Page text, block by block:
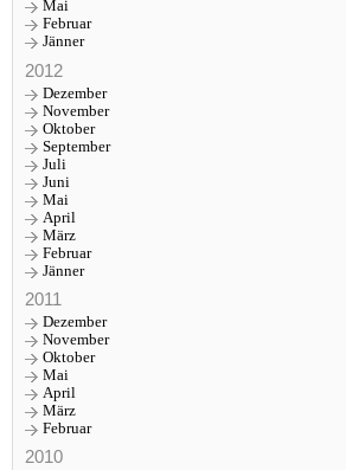
Mai
Februar
Jänner
2012
Dezember
November
Oktober
September
Juli
Juni
Mai
April
März
Februar
Jänner
2011
Dezember
November
Oktober
Mai
April
März
Februar
2010